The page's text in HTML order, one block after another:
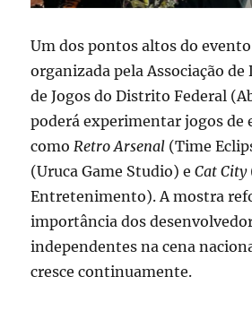
Um dos pontos altos do
organizada pela Associação de
de Jogos do Distrito Federal
poderá experimentar jogos de
como Retro Arsenal (Time
(Uruca Game Studio) eCat City
Entretenimento). A mostra
importância dos
independentes na cena
cresce continuamente​.